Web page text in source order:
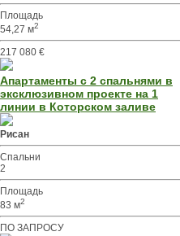
Площадь
54,27 м2
217 080 €
Апартаменты с 2 спальнями в
эксклюзивном проекте на 1
линии в Которском заливе
Рисан
Спальни
2
Площадь
83 м2
ПО ЗАПРОСУ